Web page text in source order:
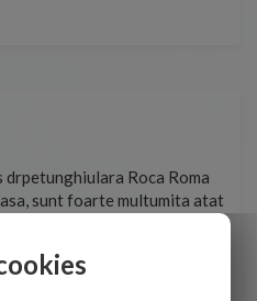
Roca Roma
sunt foarte multumita atat
am colaborat in obtinerea
bine, va doresc!